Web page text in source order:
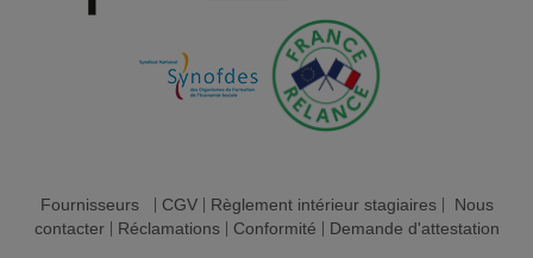
Fournisseurs| CGV| Règlement intérieur stagiaires| Nous
contacter| Réclamations| Conformité Demande d'attestation